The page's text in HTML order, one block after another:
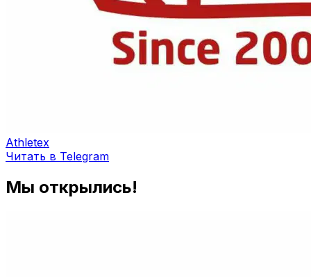
Athletex
Читать в Telegram
Мы открылись!